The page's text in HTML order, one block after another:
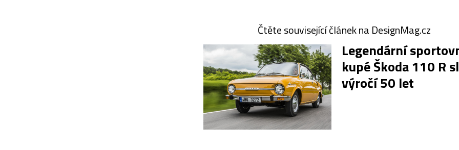
Čtěte související článek na DesignMag.cz
Legendární
kupé Škoda 110 R
výročí 50 let